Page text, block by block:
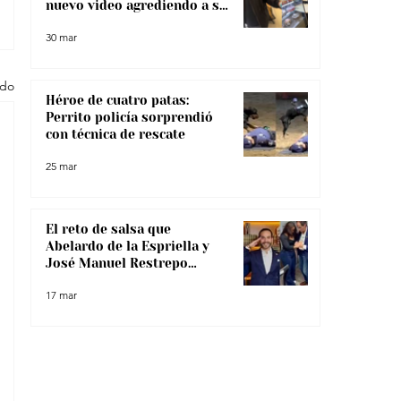
nuevo video agrediendo a su
30 mar
Héroe de cuatro patas:
Perrito policía sorprendió
con técnica de rescate
25 mar
El reto de salsa que
Abelardo de la Espriella y
José Manuel Restrepo
17 mar